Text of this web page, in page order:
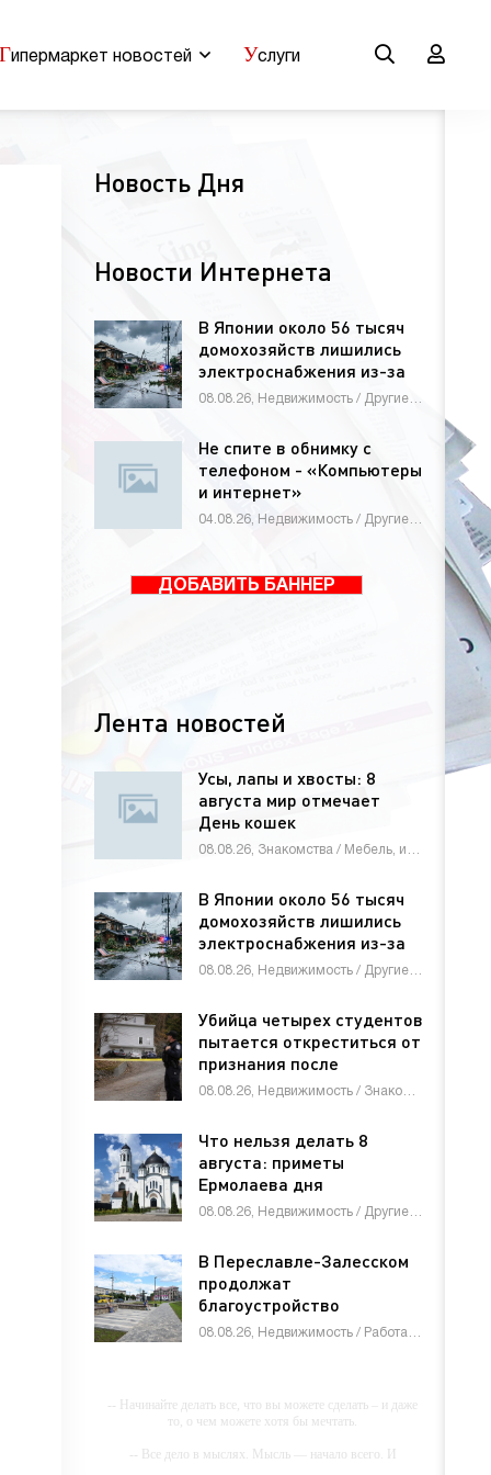
Гипермаркет новостей Услуги
Новость Дня
Новости Интернета
В Японии около 56 тысяч
домохозяйств лишились
электроснабжения из-за
тайфуна
Не спите в обнимку с
телефоном - «Компьютеры
и интернет»
ДОБАВИТЬ БАННЕР
Лента новостей
Усы, лапы и хвосты: 8
августа мир отмечает
День кошек
В Японии около 56 тысяч
домохозяйств лишились
электроснабжения из-за
тайфуна
Убийца четырех студентов
пытается откреститься от
признания после
приговора
Что нельзя делать 8
августа: приметы
Ермолаева дня
В Переславле-Залесском
продолжат
благоустройство
пешеходного центра
-- Начинайте делать все, что вы можете сделать – и даже
то, о чем можете хотя бы мечтать.
-- Все дело в мыслях. Мысль — начало всего. И